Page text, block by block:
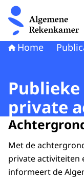
Naar de
Home
private
Met de
private activiteiten
informeert de